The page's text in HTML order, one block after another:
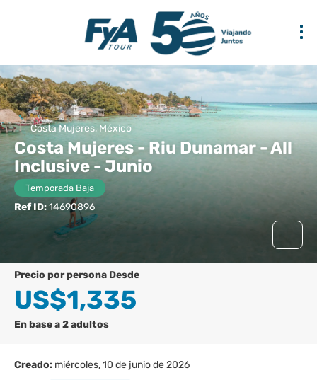
Costa Mujeres, México
Costa Mujeres - Riu Dunamar - All
Inclusive - Junio
Temporada Baja
Ref ID:14690896
precio por persona Desde
US$1,335
En base a 2 adultos
Creado: miércoles, 10 de junio de 2026